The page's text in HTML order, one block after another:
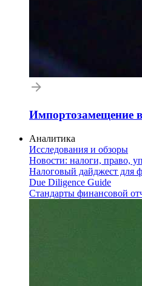
Импортозамещение
Аналитика
Исследования и обзоры
Новости: налоги, право,
Налоговый дайджест для
Due Diligence Guide
Стандарты финансовой